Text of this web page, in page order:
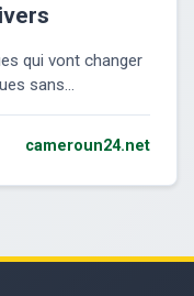
qui vont changer
sans...
cameroun24.net